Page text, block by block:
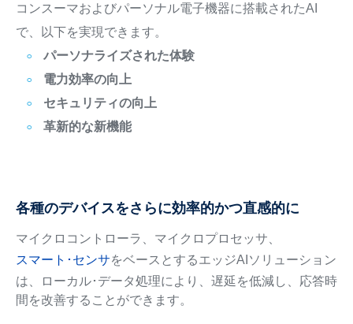
コンスーマおよびパーソナル電子機器に搭載されたAI
で、以下を実現できます。
パーソナライズされた体験
電力効率の向上
セキュリティの向上
革新的な新機能
各種のデバイスをさらに効率的かつ直感的に
マイクロコントローラ、マイクロプロセッサ、
スマート･センサをベースとするエッジAIソリューション
は、ローカル･データ処理により、遅延を低減し、応答時
間を改善することができます。